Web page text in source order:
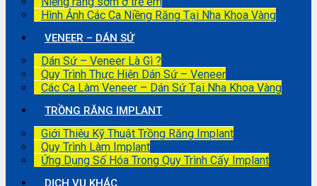
Hình Ảnh Các Ca Niềng Răng Tại Nha Khoa Vàng
VENEER – DÁN SỨ
Dán Sứ – Veneer Là Gì ?
Quy Trình Thực Hiện Dán Sứ – Veneer
Các Ca Làm Veneer – Dán Sứ Tại Nha Khoa Vàng
TRỒNG RĂNG IMPLANT
Giới Thiệu Kỹ Thuật Trồng Răng Implant
Quy Trình Làm Implant
Ứng Dụng Số Hóa Trong Quy Trình Cấy Implant
DỊCH VỤ KHÁC